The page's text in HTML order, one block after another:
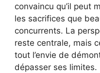
convaincu qu’il peut
les sacrifices que
concurrents. La
reste centrale, mais
tout l’envie de
dépasser ses limites.